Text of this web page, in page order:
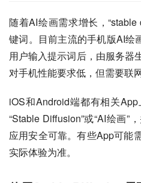
随着AI绘画需求增长，
键词。目前主流的手机版AI绘
用户输入提示词后，由服务器
对手机性能要求低，但需要联网
iOS和Android端都有相关
“Stable Diffusion”或“AI绘画”
应用安全可靠。有些App可能
实际体验为准。